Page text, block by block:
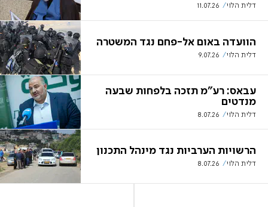
דלית הלוי 11.07.26
הוועדה באום אל-פחם נגד המשטרה
דלית הלוי 9.07.26
עבאס: רע"מ תזכה בלפחות שבעה
מנדטים
דלית הלוי 8.07.26
הרשויות הערביות נגד מינהל התכנון
דלית הלוי 8.07.26